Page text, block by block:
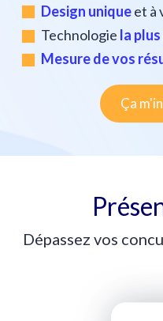
Design uniqueet à
Technologie la
Mesure de vos
Ça
Dépassez vos